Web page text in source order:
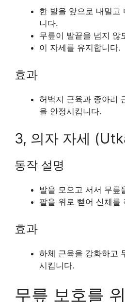
한 발을 앞으로 내밀고
니다.
무릎이 발끝을 넘지 않
이 자세를 유지합니다.
효과
허벅지 근육과 종아리
을 안정시킵니다.
3, 의자 자세
동작 설명
발을 모으고 서서 무릎
팔을 위로 뻗어 신체를
효과
하체 근육을 강화하고
시킵니다.
무릎 보호를